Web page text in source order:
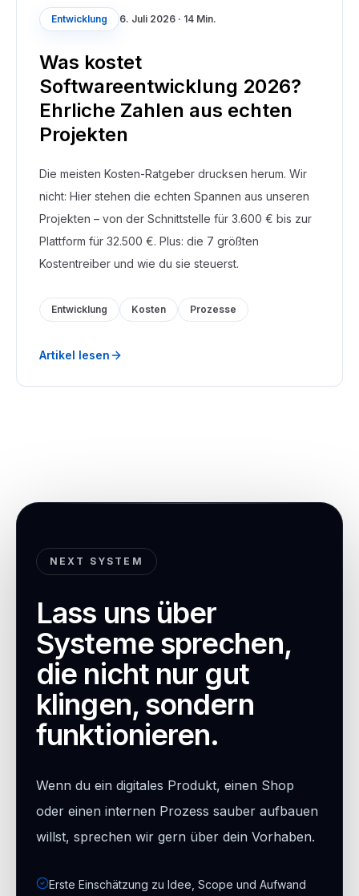
Entwicklung 6. Juli 2026 · 14 Min.
Was kostet
Softwareentwicklung 2026?
Ehrliche Zahlen aus echten
Projekten
Die meisten Kosten-Ratgeber drucksen herum. Wir
nicht: Hier stehen die echten Spannen aus unseren
Projekten – von der Schnittstelle für 3.600 € bis zur
Plattform für 32.500 €. Plus: die 7 größten
Kostentreiber und wie du sie steuerst.
Entwicklung Kosten Prozesse
Artikel lesen
NEXT SYSTEM
Lass uns über
Systeme sprechen,
die nicht nur gut
klingen, sondern
funktionieren.
Wenn du ein digitales Produkt, einen Shop
oder einen internen Prozess sauber aufbauen
willst, sprechen wir gern über dein Vorhaben.
Erste Einschätzung zu Idee, Scope und Aufwand